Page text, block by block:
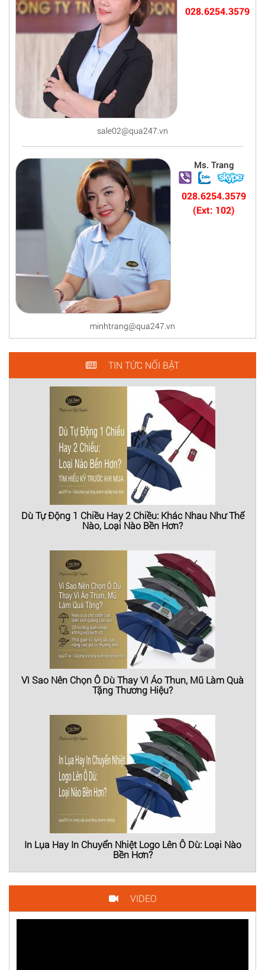
028.6254.3579
sale02@qua247.vn
Ms. Trang
028.6254.3579
(Ext: 102)
minhtrang@qua247.vn
TIN TỨC NỔI BẬT
Dù Tự Động 1 Chiều Hay 2 Chiều: Khác Nhau Như Thế
Nào, Loại Nào Bền Hơn?
Vì Sao Nên Chọn Ô Dù Thay Vì Áo Thun, Mũ Làm Quà
Tặng Thương Hiệu?
In Lụa Hay In Chuyển Nhiệt Logo Lên Ô Dù: Loại Nào
Bền Hơn?
VIDEO